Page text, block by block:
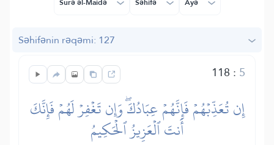
Səhifənin rəqəmi: 127
118 : 5
إِن تُعَذِّبۡهُمۡ فَإِنَّهُمۡ عِبَادُكَۖ وَإِن تَغۡفِرۡ لَهُمۡ فَإِنَّكَ
أَنتَ ٱلۡعَزِيزُ ٱلۡحَكِيمُ